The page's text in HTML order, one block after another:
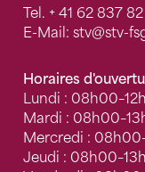
Tel. + 41 62 837
E-Mail: stv@stv-
Horaires
Lundi :
Mardi :
Mercredi :
Jeudi :